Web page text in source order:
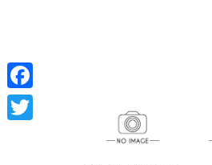
Facebook